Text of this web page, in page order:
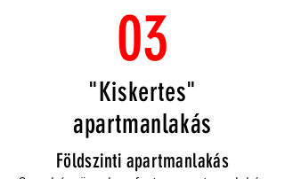
03
"Kiskertes"
apartmanlakás
Földszinti apartmanlakás